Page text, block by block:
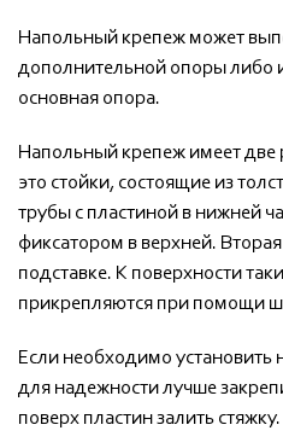
Напольный крепеж может
дополнительной опоры либо
основная опора.
Напольный крепеж имеет
это стойки, состоящие из
трубы с пластиной в нижней
фиксатором в верхней.
подставке. К поверхности
прикрепляются при помощи
Если необходимо установить
для надежности лучше
поверх пластин залить стяжку.